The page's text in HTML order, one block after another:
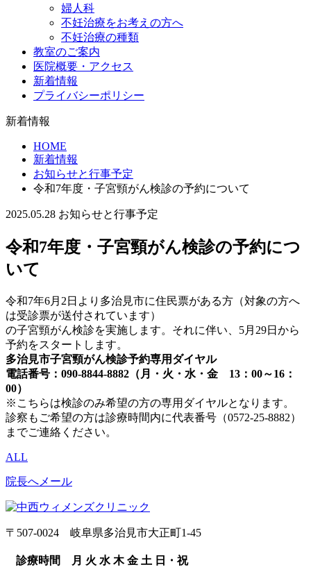
婦人科
不妊治療をお考えの方へ
不妊治療の種類
教室のご案内
医院概要・アクセス
新着情報
プライバシーポリシー
新着情報
HOME
新着情報
お知らせと行事予定
令和7年度・子宮頸がん検診の予約について
2025.05.28 お知らせと行事予定
令和7年度・子宮頸がん検診の予約につ
いて
令和7年6月2日より多治見市に住民票がある方（対象の方へ
は受診票が送付されています）
の子宮頸がん検診を実施します。それに伴い、5月29日から
予約をスタートします。
多治見市子宮頸がん検診予約専用ダイヤル
電話番号：090-8844-8882（月・火・水・金 13：00～16：
00）
※こちらは検診のみ希望の方の専用ダイヤルとなります。
診察もご希望の方は診療時間内に代表番号（0572-25-8882）
までご連絡ください。
ALL
院長へメール
〒507-0024 岐阜県多治見市大正町1-45
診療時間 月 火 水 木 金 土 日・祝